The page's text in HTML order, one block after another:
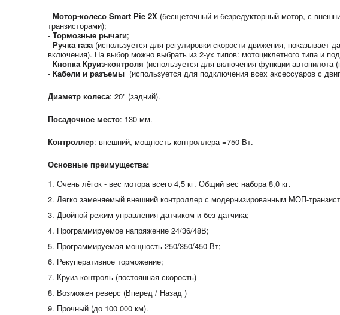
- Мотор-колесо Smart Pie 2X (бесщеточный и безредукторный мотор, с
транзисторами);
- Тормозные рычаги;
- Ручка газа(используется для регулировки скорости движения, показывает
включения). На выбор можно выбрать из 2-ух типов: мотоциклетного типа и
- Кнопка Круиз-контроля (используется для включения функции автопилота
- Кабели и разъемы (используется для подключения всех аксессуаров с
Диаметр колеса: 20" (задний).
Посадочное место: 130 мм.
Контроллер: внешний, мощность контроллера =750 Вт.
Основные преимущества:
1. Очень лёгок - вес мотора всего 4,5 кг. Общий вес набора 8,0 кг.
2. Легко заменяемый внешний контроллер с модернизированным МОП-
3. Двойной режим управления датчиком и без датчика;
4. Программируемое напряжение 24/36/48В;
5. Программируемая мощность 250/350/450 Вт;
6. Рекуперативное торможение;
7. Круиз-контроль (постоянная скорость)
8. Возможен реверс (Вперед / Назад )
9. Прочный (до 100 000 км).